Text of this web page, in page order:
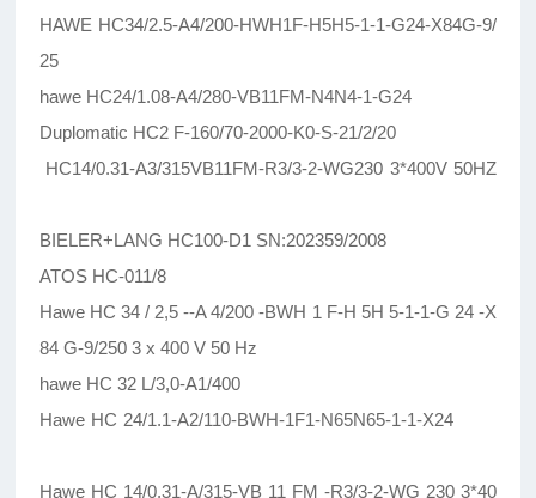
HAWE HC34/2.5-A4/200-HWH1F-H5H5-1-1-G24-X84G-9/
25
hawe HC24/1.08-A4/280-VB11FM-N4N4-1-G24
Duplomatic HC2 F-160/70-2000-K0-S-21/2/20
HC14/0.31-A3/315VB11FM-R3/3-2-WG230 3*400V 50HZ
BIELER+LANG HC100-D1 SN:202359/2008
ATOS HC-011/8
Hawe HC 34 / 2,5 --A 4/200 -BWH 1 F-H 5H 5-1-1-G 24 -X
84 G-9/250 3 x 400 V 50 Hz
hawe HC 32 L/3,0-A1/400
Hawe HC 24/1.1-A2/110-BWH-1F1-N65N65-1-1-X24
Hawe HC 14/0.31-A/315-VB 11 FM -R3/3-2-WG 230 3*40